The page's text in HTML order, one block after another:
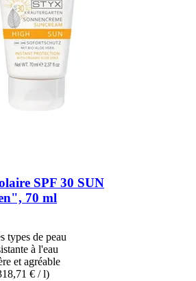
SPF 30 SUN
70 ml
types de peau
à l'eau
et agréable
€ / l)